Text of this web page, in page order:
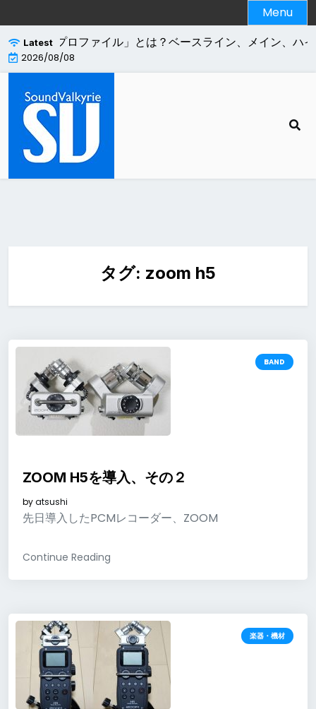
to
content
Menu
Latest
ドの「プロファイル」とは？ベースライン、メイン、ハ
2026/08/08
タグ: zoom h5
BAND
ZOOM H5を導入、その２
byatsushi
先日導入したPCMレコーダー、ZOOM
Continue Reading
楽器・機材